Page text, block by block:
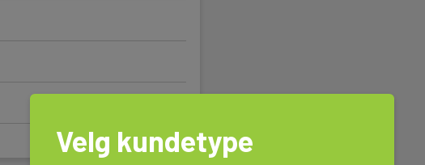
Velg kundetype